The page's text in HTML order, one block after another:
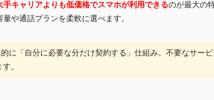
手キャリアよりも低価格でスマホが利用できるのが最大の
や通話プランを柔軟に選べます。
に「自分に必要な分だけ契約する」仕組み。不要なサー
。